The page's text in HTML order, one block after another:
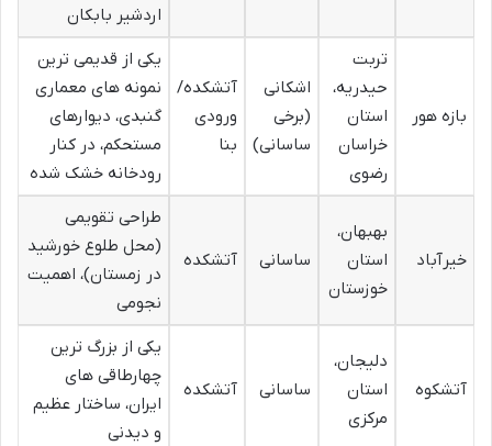
اردشیر بابکان
بازه هور
تربت
حیدریه،
استان
خراسان
رضوی
اشکانی
(برخی
ساسانی)
آتشکده/
ورودی
بنا
یکی از قدیمی ترین
نمونه های معماری
گنبدی، دیوارهای
مستحکم، در کنار
رودخانه خشک شده
خیرآباد
بهبهان،
استان
خوزستان
ساسانی آتشکده
طراحی تقویمی
(محل طلوع خورشید
در زمستان)، اهمیت
نجومی
آتشکوه
دلیجان،
استان
مرکزی
ساسانی آتشکده
یکی از بزرگ ترین
چهارطاقی های
ایران، ساختار عظیم
و دیدنی